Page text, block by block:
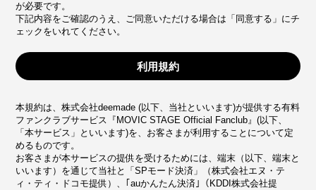
が必要です。
下記内容をご確認のうえ、ご同意いただける場合は「同意する」にチ
ェックをいれてください。
利用規約
本規約は、株式会社deemade (以下、当社といいます)が提供する有料
ファンクラブサービス『MOVIC STAGE Official Fanclub』(以下、
「本サービス」といいます)を、お客さまが利用することについて定
めるものです。
お客さまが本サービスの提供を受けるためには、端末（以下、端末と
いいます）を通じて当社と「SPモード決済」（株式会社エヌ・テ
ィ・ティ・ドコモ提供）、｢auかんたん決済｣（KDDI株式会社提